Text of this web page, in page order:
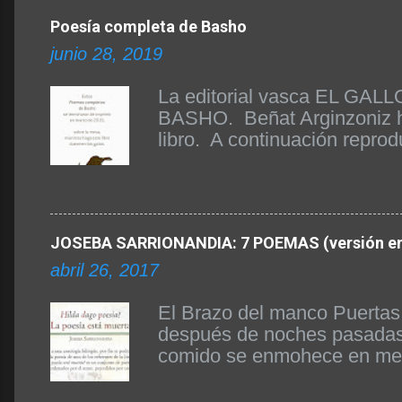
Poesía completa de Basho
junio 28, 2019
La editorial vasca EL
BASHO. Beñat Arginzoniz
libro. A continuación
Basho el poeta japonés
DE LA POESÍA
editorial EL GALLO DE
renombre o cualquier ...
JOSEBA SARRIONANDIA: 7 POEMAS (versión
abril 26, 2017
El Brazo del manco
después de noches
comido se enmohece en